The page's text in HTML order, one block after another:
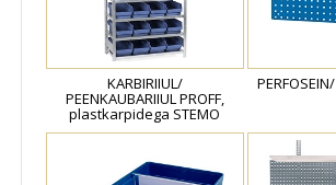
KARBIRIIUL/
PEENKAUBARIIUL PROFF,
plastkarpidega STEMO